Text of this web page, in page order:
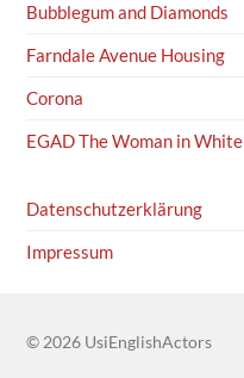
Bubblegum and Diamonds
Farndale Avenue Housing
Corona
EGAD The Woman in White
Datenschutzerklärung
Impressum
© 2026 UsiEnglishActors